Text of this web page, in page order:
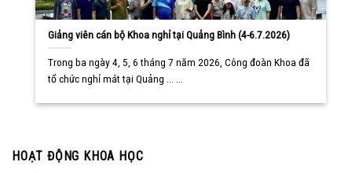
Giảng viên cán bộ Khoa nghỉ tại Quảng Bình (4-6.7.2026)
Trong ba ngày 4, 5, 6 tháng 7 năm 2026, Công đoàn Khoa đã
tổ chức nghỉ mát tại Quảng ... ...
HOẠT ĐỘNG KHOA HỌC